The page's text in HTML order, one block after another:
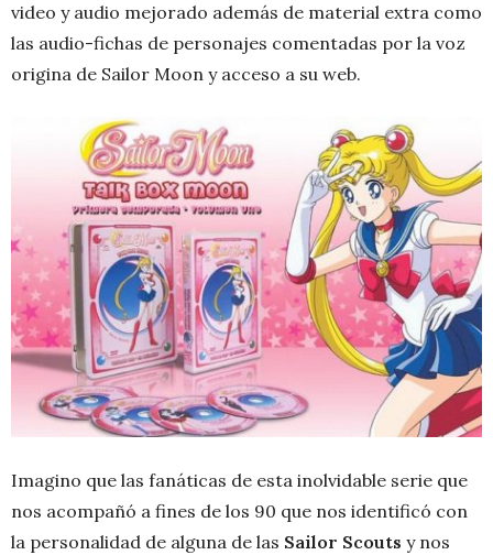
video y audio mejorado además de material extra como
las audio-fichas de personajes comentadas por la voz
origina de Sailor Moon y acceso a su web.
Imagino que las fanáticas de esta inolvidable serie que
nos acompañó a fines de los 90 que nos identificó con
la personalidad de alguna de las Sailor Scouts y nos